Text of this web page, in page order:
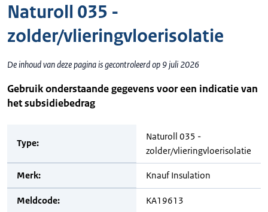
Naturoll 035 -
zolder/vlieringvloerisolatie
De inhoud van deze pagina is gecontroleerd op 9 juli 2026
Gebruik onderstaande gegevens voor een indicatie van
het subsidiebedrag
Type:
Naturoll 035 -
zolder/vlieringvloerisolatie
Merk: Knauf Insulation
Meldcode: KA19613